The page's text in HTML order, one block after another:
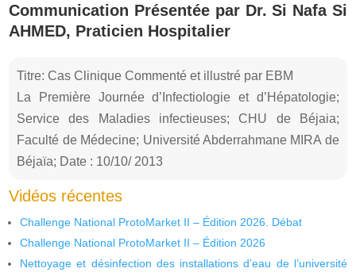
Communication Présentée par Dr. Si Nafa Si
AHMED, Praticien Hospitalier
Titre: Cas Clinique Commenté et illustré par EBM
La Première Journée d’Infectiologie et d’Hépatologie;
Service des Maladies infectieuses; CHU de Béjaia;
Faculté de Médecine; Université Abderrahmane MIRA de
Béjaïa; Date : 10/10/ 2013
Vidéos récentes
Challenge National ProtoMarket II – Édition 2026. Débat
Challenge National ProtoMarket II – Édition 2026
Nettoyage et désinfection des installations d’eau de l’université